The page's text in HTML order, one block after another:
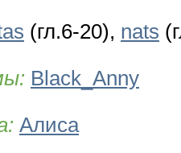
(гл.6-20), nats
Black_Anny
Алиса